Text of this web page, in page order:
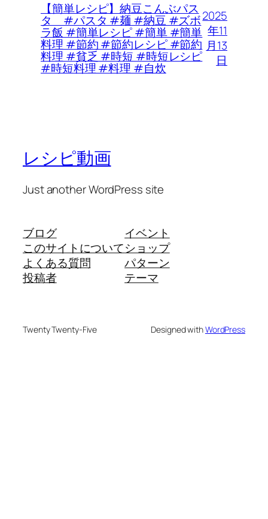
【簡単レシピ】納豆こんぶパス
タ #パスタ #麺 #納豆 #ズボ
ラ飯 #簡単レシピ #簡単 #簡単
料理 #節約 #節約レシピ #節約
料理 #貧乏 #時短 #時短レシピ
#時短料理 #料理 #自炊
2025
年11
月13
日
レシピ動画
Just another WordPress site
ブログ
このサイトについて
よくある質問
投稿者
イベント
ショップ
パターン
テーマ
Twenty Twenty-Five Designed withWordPress